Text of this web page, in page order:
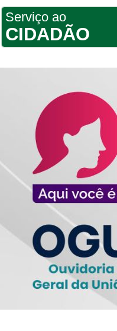
Serviço ao
CIDADÃO